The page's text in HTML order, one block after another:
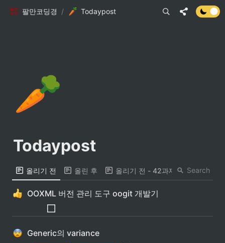
팔만코딩경 / Todaypost
🥕
Todaypost
올리기 전 올린 후 올리기 전 - 42과제 제외Search
OOXML 버전 관리 도구 oogit 개발기
Generic의 variance